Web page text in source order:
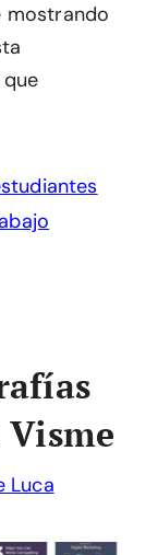
mostrando
Luca